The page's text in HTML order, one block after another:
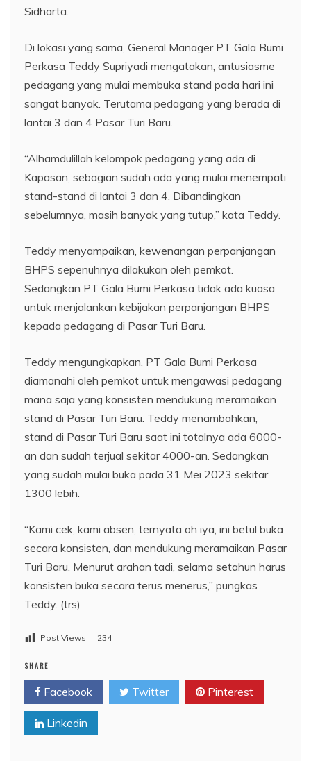
Sidharta.
Di lokasi yang sama, General Manager PT Gala Bumi
Perkasa Teddy Supriyadi mengatakan, antusiasme
pedagang yang mulai membuka stand pada hari ini
sangat banyak. Terutama pedagang yang berada di
lantai 3 dan 4 Pasar Turi Baru.
“Alhamdulillah kelompok pedagang yang ada di
Kapasan, sebagian sudah ada yang mulai menempati
stand-stand di lantai 3 dan 4. Dibandingkan
sebelumnya, masih banyak yang tutup,” kata Teddy.
Teddy menyampaikan, kewenangan perpanjangan
BHPS sepenuhnya dilakukan oleh pemkot.
Sedangkan PT Gala Bumi Perkasa tidak ada kuasa
untuk menjalankan kebijakan perpanjangan BHPS
kepada pedagang di Pasar Turi Baru.
Teddy mengungkapkan, PT Gala Bumi Perkasa
diamanahi oleh pemkot untuk mengawasi pedagang
mana saja yang konsisten mendukung meramaikan
stand di Pasar Turi Baru. Teddy menambahkan,
stand di Pasar Turi Baru saat ini totalnya ada 6000-
an dan sudah terjual sekitar 4000-an. Sedangkan
yang sudah mulai buka pada 31 Mei 2023 sekitar
1300 lebih.
“Kami cek, kami absen, ternyata oh iya, ini betul buka
secara konsisten, dan mendukung meramaikan Pasar
Turi Baru. Menurut arahan tadi, selama setahun harus
konsisten buka secara terus menerus,” pungkas
Teddy. (trs)
Post Views: 234
SHARE
Facebook Twitter Pinterest
Linkedin